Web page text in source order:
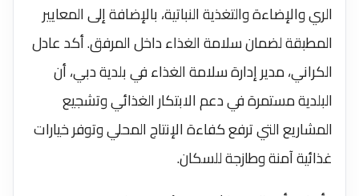
الري والإضاءة والتغذية النباتية، بالإضافة إلى المعايير
المطبقة لضمان سلامة الغذاء داخل المرفق. أكد عادل
الكراني، مدير إدارة سلامة الغذاء في بلدية دبي، أن
البلدية مستمرة في دعم الابتكار الغذائي وتشجيع
المشاريع التي ترفع كفاءة الإنتاج المحلي وتوفر خيارات
غذائية آمنة وطازجة للسكان.